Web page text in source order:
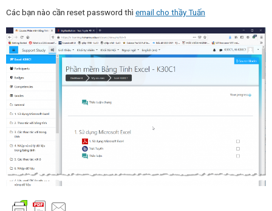
Các bạn nào cần reset password thì email cho thầy Tuấn